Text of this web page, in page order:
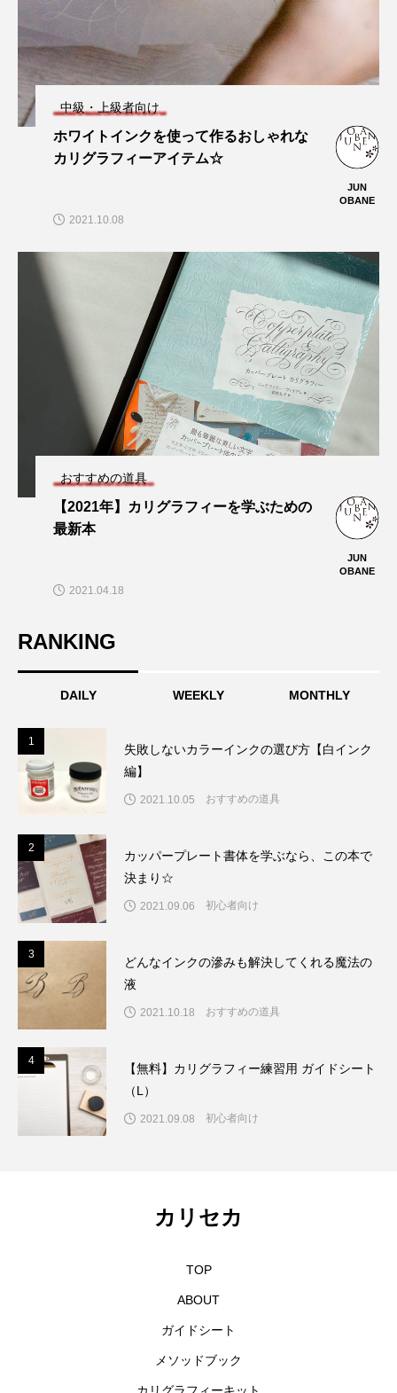
中級・上級者向け
ホワイトインクを使って作るおしゃれな
カリグラフィーアイテム☆
JUN
OBANE
2021.10.08
おすすめの道具
【2021年】カリグラフィーを学ぶための
最新本
JUN
OBANE
2021.04.18
RANKING
DAILY WEEKLY MONTHLY
1
失敗しないカラーインクの選び方【白インク
編】
2021.10.05 おすすめの道具
2
カッパープレート書体を学ぶなら、この本で
決まり☆
2021.09.06 初心者向け
3
どんなインクの滲みも解決してくれる魔法の
液
2021.10.18 おすすめの道具
4
【無料】カリグラフィー練習用 ガイドシート
（L）
2021.09.08 初心者向け
カリセカ
TOP
ABOUT
ガイドシート
メソッドブック